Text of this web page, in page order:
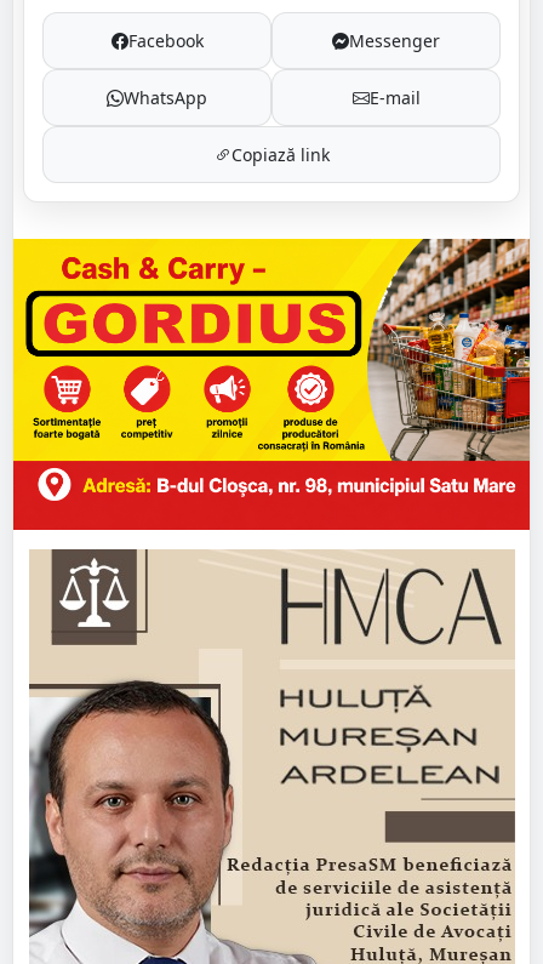
Facebook Messenger
WhatsApp E-mail
Copiază link